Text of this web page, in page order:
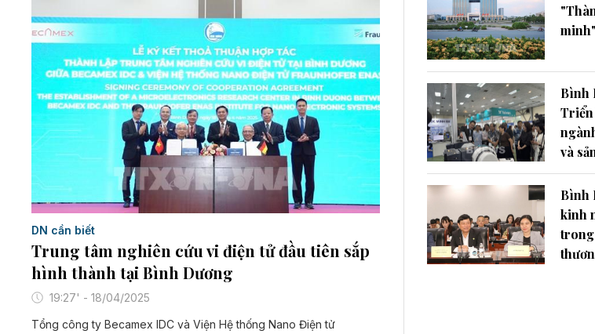
DN cần biết
Trung tâm nghiên cứu vi điện tử đầu tiên sắp
hình thành tại Bình Dương
19:27' - 18/04/2025
Tổng công ty Becamex IDC và Viện Hệ thống Nano Điện tử
minh"
Bình
Triển
và
Bình
kinh